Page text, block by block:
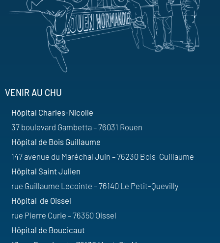
VENIR AU CHU
Hôpital Charles-Nicolle
37 boulevard Gambetta – 76031 Rouen
Hôpital de Bois Guillaume
147 avenue du Maréchal Juin – 76230 Bois-Guillaume
Hôpital Saint Julien
rue Guillaume Lecointe – 76140 Le Petit-Quevilly
Hôpital de Oissel
rue Pierre Curie – 76350 Oissel
Hôpital de Boucicaut